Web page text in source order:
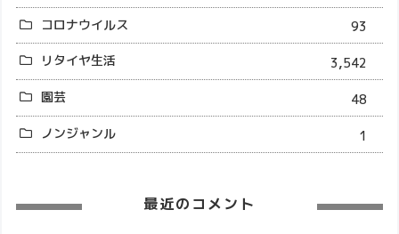
コロナウイルス
93
リタイヤ生活
3,542
園芸
48
ノンジャンル
1
最近のコメント